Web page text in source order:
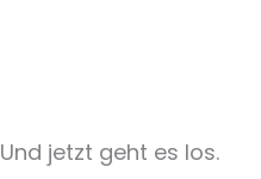
Und jetzt geht es los.